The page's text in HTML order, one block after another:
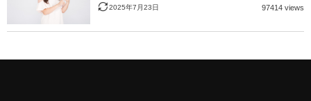
2025年7月23日 97414 views